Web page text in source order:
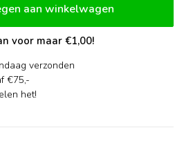
aan winkelwagen
voor maar €1,00!
verzonden
€75,-
het!